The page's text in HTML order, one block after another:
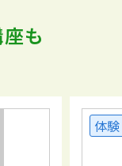
も
体験